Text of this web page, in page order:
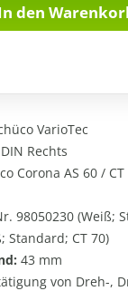
den
VarioTec
DIN Rechts
Corona AS 60 / CT
98050230 (Weiß;
Standard; CT 70)
43 mm
von Dreh-,